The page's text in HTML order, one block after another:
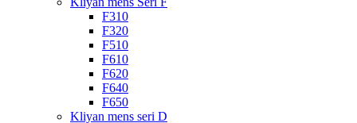
F310
F320
F510
F610
F620
F640
F650
Kliyan mens seri D